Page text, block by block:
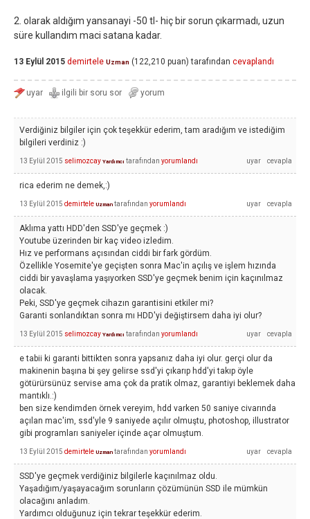
2. olarak aldığım yansanayi -50 tl- hiç bir sorun çıkarmadı, uzun
süre kullandım maci satana kadar.
13 Eylül 2015 demirtele Uzman (122,210 puan) tarafından cevaplandı
Verdiğiniz bilgiler için çok teşekkür ederim, tam aradığım ve istediğim
bilgileri verdiniz :)
13 Eylül 2015 selimozcay Yardımcı tarafından yorumlandı
rica ederim ne demek,:)
13 Eylül 2015 demirtele Uzman tarafından yorumlandı
Aklıma yattı HDD'den SSD'ye geçmek :)
Youtube üzerinden bir kaç video izledim.
Hız ve performans açısından ciddi bir fark gördüm.
Özellikle Yosemite'ye geçişten sonra Mac'in açılış ve işlem hızında
ciddi bir yavaşlama yaşıyorken SSD'ye geçmek benim için kaçınılmaz
olacak.
Peki, SSD'ye geçmek cihazın garantisini etkiler mi?
Garanti sonlandıktan sonra mı HDD'yi değiştirsem daha iyi olur?
13 Eylül 2015 selimozcay Yardımcı tarafından yorumlandı
e tabii ki garanti bittikten sonra yapsanız daha iyi olur. gerçi olur da
makinenin başına bi şey gelirse ssd'yi çıkarıp hdd'yi takıp öyle
götürürsünüz servise ama çok da pratik olmaz, garantiyi beklemek daha
mantıklı.:)
ben size kendimden örnek vereyim, hdd varken 50 saniye civarında
açılan mac'im, ssd'yle 9 saniyede açılır olmuştu, photoshop, illustrator
gibi programları saniyeler içinde açar olmuştum.
13 Eylül 2015 demirtele Uzman tarafından yorumlandı
SSD'ye geçmek verdiğiniz bilgilerle kaçınılmaz oldu.
Yaşadığım/yaşayacağım sorunların çözümünün SSD ile mümkün
olacağını anladım.
Yardımcı olduğunuz için tekrar teşekkür ederim.